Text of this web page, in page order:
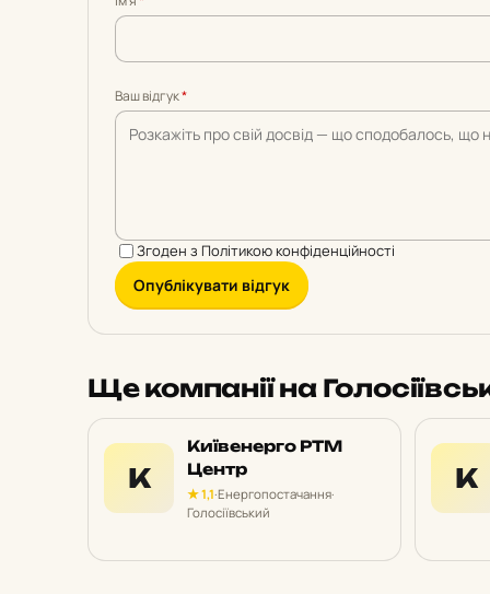
5
5
5
5
5
Ваш відгук*
Згоден з Політикою конфіденційності
Опублікувати відгук
Ще компанії на
К
Київенерго РТМ
Центр
★ 1,1·Енергопостачання·
Голосіївський
К